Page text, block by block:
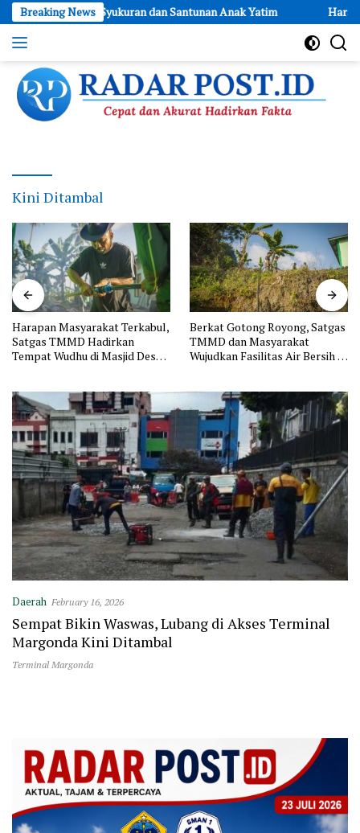
Skip
to
content
Breaking News
Diwarnai Syukuran dan Santunan Anak Yatim Harapan
dan
Akurat
Hadirkan
Fakta
Kini Ditambal
Harapan Masyarakat Terkabul,
Satgas TMMD Hadirkan
Tempat Wudhu di Masjid Desa
Berkat Gotong Royong, Satgas
TMMD dan Masyarakat
Wujudkan Fasilitas Air Bersih di
Daerah February 16, 2026
Sempat Bikin Waswas, Lubang di Akses Terminal
Margonda Kini Ditambal
Terminal Margonda